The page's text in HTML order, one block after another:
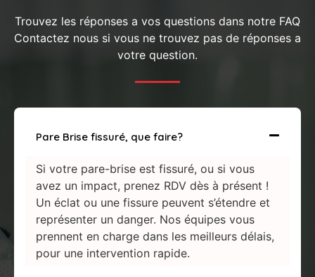
Trouvez les réponses a vos questions dans notre FAQ
Contactez nous si vous ne trouvez pas de réponses a
votre question.
Pare Brise fissuré, que faire?
Si votre pare-brise est fissuré, ou si vous
avez un impact, prenez RDV dès à présent !
Un éclat ou une fissure peuvent s’étendre et
représenter un danger. Nos équipes vous
prennent en charge dans les meilleurs délais,
pour une intervention rapide.